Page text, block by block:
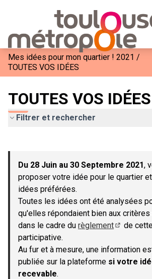
Mes idées pour mon quartier ! 2021 /
TOUTES VOS IDÉES
TOUTES VOS IDÉES
Filtrer et rechercher
−
Du 28 Juin au 30 Septembre 2021,
proposer votre idée pour le quartier
idées préférées.
Toutes les idées ont été analysées
qu'elles répondaient bien aux
dans le cadre du règlement
de
participative.
Au fur et à mesure, une information
publiée sur la plateforme si votre
recevable.